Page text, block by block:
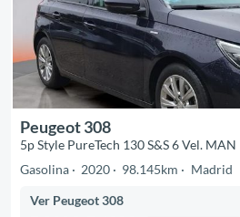
Peugeot 308
5p Style PureTech 130 S&S 6 Vel. MAN
Gasolina
2020 98.145km Madrid
Ver Peugeot 308